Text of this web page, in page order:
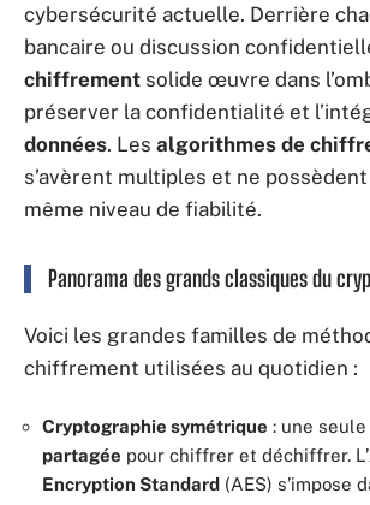
cybersécurité actuelle. Derrière
bancaire ou discussion
chiffrement solide œuvre dans
préserver la confidentialité et
données. Les algorithmes de
s’avèrent multiples et ne
même niveau de fiabilité.
Panorama des grands classiques du
Voici les grandes familles de
chiffrement utilisées au quotidien :
Cryptographie symétrique : une
partagée pour chiffrer et déchiffrer. L’
Encryption Standard (AES) s’impose